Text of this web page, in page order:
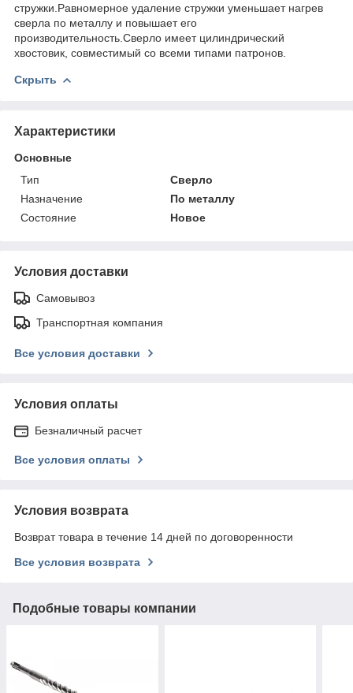
стружки.Равномерное удаление стружки уменьшает нагрев
сверла по металлу и повышает его
производительность.Сверло имеет цилиндрический
хвостовик, совместимый со всеми типами патронов.
Скрыть
Характеристики
Основные
Тип
Сверло
Назначение
По металлу
Состояние
Новое
Условия доставки
Самовывоз
Транспортная компания
Все условия доставки
Условия оплаты
Безналичный расчет
Все условия оплаты
Условия возврата
Возврат товара в течение 14 дней по договоренности
Все условия возврата
Подобные товары компании